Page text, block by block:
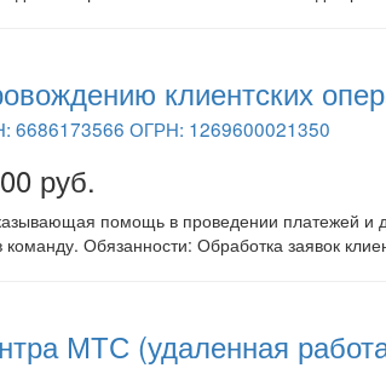
клиентских
ОГРН: 1269600021350
руб.
помощь в проведении платежей и
Обязанности: Обработка заявок
МТС (удаленная